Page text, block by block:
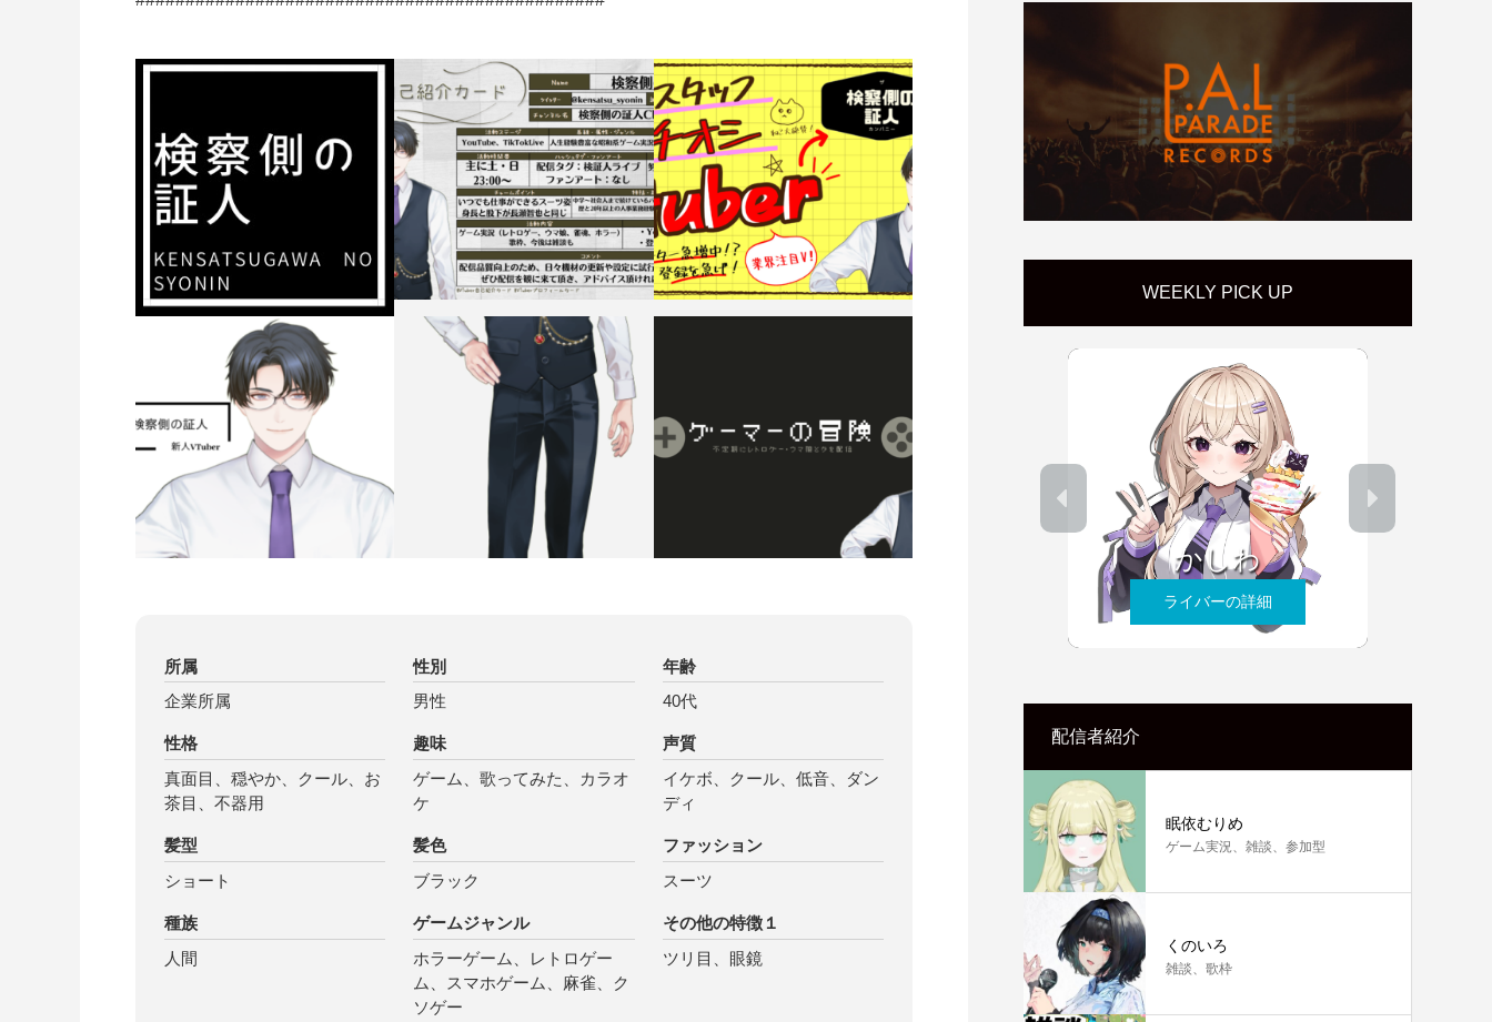
所属
企業所属
性別
男性
年齢
40代
性格
真面目、穏やか、クール、お
茶目、不器用
趣味
ゲーム、歌ってみた、カラオ
ケ
声質
イケボ、クール、低音、ダン
ディ
髪型
ショート
髪色
ブラック
ファッション
スーツ
種族
人間
ゲームジャンル
ホラーゲーム、レトロゲー
ム、スマホゲーム、麻雀、ク
ソゲー
その他の特徴１
ツリ目、眼鏡
WEEKLY PICK UP
かしわ
ライバーの詳細
配信者紹介
眠依むりめ
ゲーム実況、雑談、参加型
くのいろ
雑談、歌枠